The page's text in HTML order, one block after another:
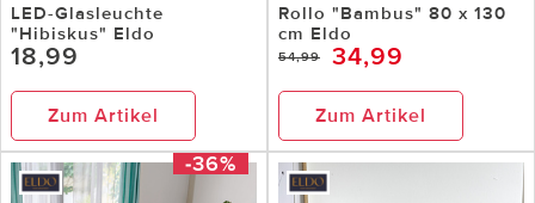
LED-Glasleuchte
"Hibiskus" Eldo
18,99
Zum Artikel
Rollo "Bambus" 80 x 130
cm Eldo
54,99 34,99
Zum Artikel
-36%